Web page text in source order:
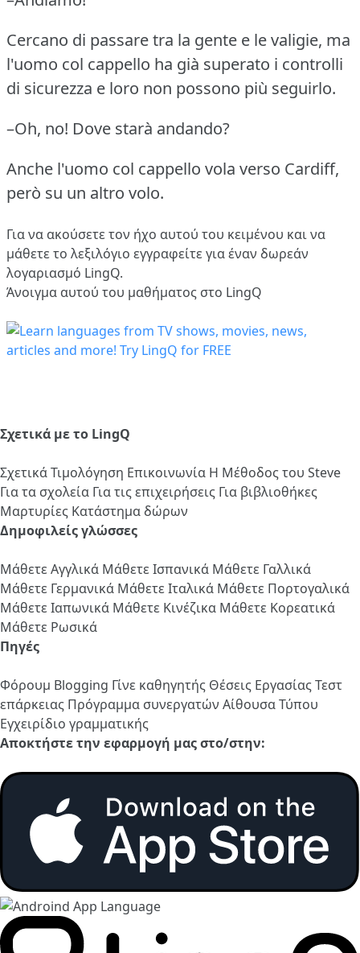
Cercano di passare tra la gente e le valigie, ma
l'uomo col cappello ha già superato i controlli
di sicurezza e loro non possono più seguirlo.
–Oh, no! Dove starà andando?
Anche l'uomo col cappello vola verso Cardiff,
però su un altro volo.
Για να ακούσετε τον ήχο αυτού του κειμένου και να
μάθετε το λεξιλόγιο εγγραφείτε για έναν δωρεάν
λογαριασμό LingQ.
Άνοιγμα αυτού του μαθήματος στο LingQ
Σχετικά με το LingQ
ΣχετικάΤιμολόγηση Επικοινωνία Η Μέθοδος του Steve
Για τα σχολεία Για τις επιχειρήσεις Για βιβλιοθήκες
Μαρτυρίες Κατάστημα δώρων
Δημοφιλείς γλώσσες
Μάθετε Αγγλικά Μάθετε Ισπανικά Μάθετε Γαλλικά
Μάθετε Γερμανικά Μάθετε Ιταλικά Μάθετε Πορτογαλικά
Μάθετε Ιαπωνικά Μάθετε Κινέζικα Μάθετε Κορεατικά
Μάθετε Ρωσικά
Πηγές
Φόρουμ Blogging Γίνε καθηγητής Θέσεις ΕργασίαςΤεστ
επάρκειας Πρόγραμμα συνεργατών Αίθουσα Τύπου
Εγχειρίδιο γραμματικής
Αποκτήστε την εφαρμογή μας στο/στην: